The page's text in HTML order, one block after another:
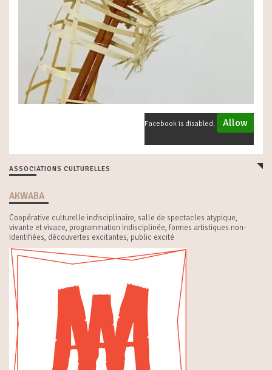
Facebook is disabled. Allow
ASSOCIATIONS CULTURELLES
AKWABA
Coopérative culturelle indisciplinaire, salle de spectacles atypique,
vivante et vivace, programmation indisciplinée, formes artistiques non-
identifiées, découvertes excitantes, public excité